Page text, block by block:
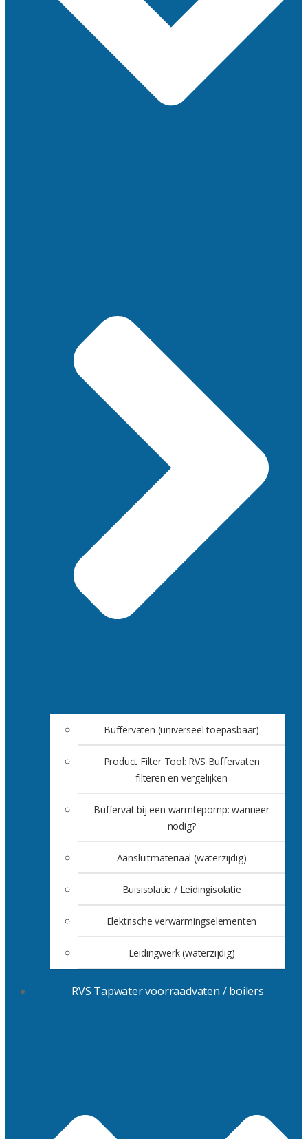
Buffervaten (universeel toepasbaar)
Product Filter Tool: RVS Buffervaten
filteren en vergelijken
Buffervat bij een warmtepomp: wanneer
nodig?
Aansluitmateriaal (waterzijdig)
Buisisolatie / Leidingisolatie
Elektrische verwarmingselementen
Leidingwerk (waterzijdig)
RVS Tapwater voorraadvaten / boilers